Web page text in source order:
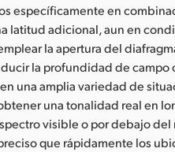
específicamente en
latitud adicional, aun en
la apertura del
la profundidad de
una amplia variedad de
una tonalidad real en
visible o por debajo
que rápidamente los